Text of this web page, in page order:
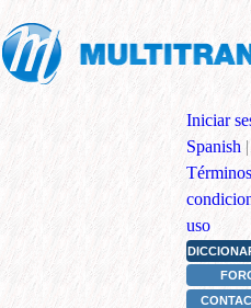
Iniciar
Spanish |
uso